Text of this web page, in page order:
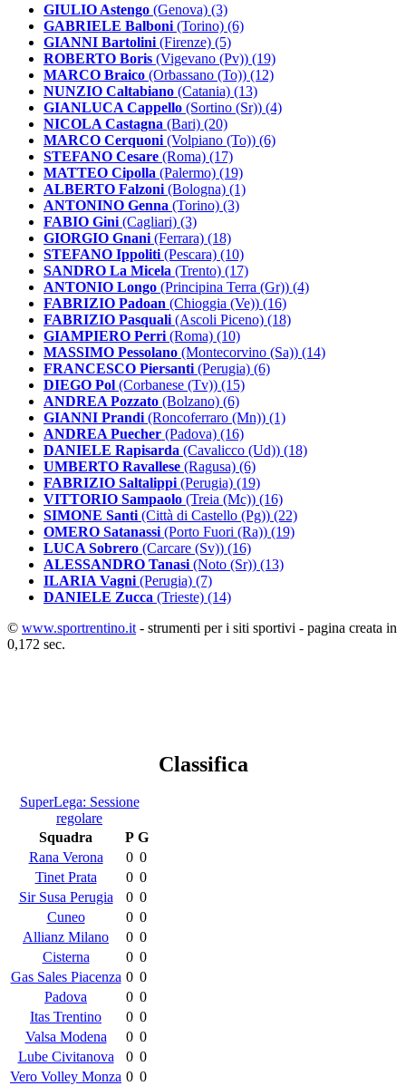
GIULIO Astengo (Genova) (3)
GABRIELE Balboni (Torino) (6)
GIANNI Bartolini (Firenze) (5)
ROBERTO Boris (Vigevano (Pv)) (19)
MARCO Braico (Orbassano (To)) (12)
NUNZIO Caltabiano (Catania) (13)
GIANLUCA Cappello (Sortino (Sr)) (4)
NICOLA Castagna (Bari) (20)
MARCO Cerquoni (Volpiano (To)) (6)
STEFANO Cesare (Roma) (17)
MATTEO Cipolla (Palermo) (19)
ALBERTO Falzoni (Bologna) (1)
ANTONINO Genna (Torino) (3)
FABIO Gini (Cagliari) (3)
GIORGIO Gnani (Ferrara) (18)
STEFANO Ippoliti (Pescara) (10)
SANDRO La Micela (Trento) (17)
ANTONIO Longo (Principina Terra (Gr)) (4)
FABRIZIO Padoan (Chioggia (Ve)) (16)
FABRIZIO Pasquali (Ascoli Piceno) (18)
GIAMPIERO Perri (Roma) (10)
MASSIMO Pessolano (Montecorvino (Sa)) (14)
FRANCESCO Piersanti (Perugia) (6)
DIEGO Pol (Corbanese (Tv)) (15)
ANDREA Pozzato (Bolzano) (6)
GIANNI Prandi (Roncoferraro (Mn)) (1)
ANDREA Puecher (Padova) (16)
DANIELE Rapisarda (Cavalicco (Ud)) (18)
UMBERTO Ravallese (Ragusa) (6)
FABRIZIO Saltalippi (Perugia) (19)
VITTORIO Sampaolo (Treia (Mc)) (16)
SIMONE Santi (Città di Castello (Pg)) (22)
OMERO Satanassi (Porto Fuori (Ra)) (19)
LUCA Sobrero (Carcare (Sv)) (16)
ALESSANDRO Tanasi (Noto (Sr)) (13)
ILARIA Vagni (Perugia) (7)
DANIELE Zucca (Trieste) (14)
© www.sportrentino.it - strumenti per i siti sportivi - pagina creata in
0,172 sec.
Classifica
SuperLega: Sessione
regolare
Squadra
P G
Rana Verona
0 0
Tinet Prata
0 0
Sir Susa Perugia
0 0
Cuneo
0 0
Allianz Milano
0 0
Cisterna
0 0
Gas Sales Piacenza 0 0
Padova
0 0
Itas Trentino
0 0
Valsa Modena
0 0
Lube Civitanova
0 0
Vero Volley Monza 0 0